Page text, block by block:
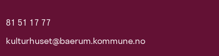
81 51 17 77
kulturhuset@baerum.kommune.no